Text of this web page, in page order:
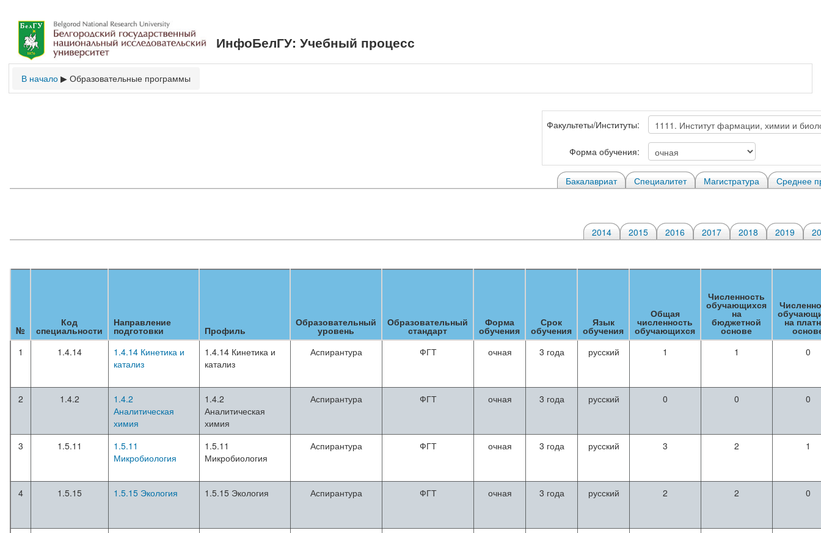
ИнфоБелГУ: Учебный процесс
В начало ▶ Образовательные программы
Факультеты/Институты:
Форма обучения:
Бакалавриат Специалитет Магистратура Среднее
2014 2015 2016 2017 2018 2019
№
Код
специальности
Направление
подготовки Профиль
Образовательный
уровень
Образовательный
стандарт
Форма
обучения
Срок
обучения
Язык
обучения
Общая
численность
обучающихся
Численность
обучающихся
на
бюджетной
основе
на
1
1.4.14
1.4.14 Кинетика и
катализ
1.4.14 Кинетика и
катализ
Аспирантура ФГТ очная 3 года русский 1 1 0
2 1.4.2
1.4.2
Аналитическая
химия
1.4.2
Аналитическая
химия
Аспирантура ФГТ очная 3 года русский 0 0 0
3 1.5.11
1.5.11
Микробиология
1.5.11
Микробиология
Аспирантура ФГТ очная 3 года русский 3 2 1
4 1.5.15 1.5.15 Экология 1.5.15 Экология Аспирантура ФГТ очная 3 года русский 2 2 0